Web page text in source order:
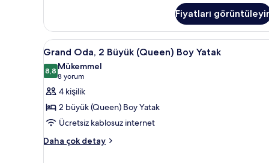
Yatak
hakkında
daha
fazla
detay
Fiyatları
Grand
Oda,
2
Büyük
(Queen)
Boy
Yatak
için
Kaliteli yatak takımı, odada
4
Grand Oda, 2 Büyük (Queen) Boy Yatak
8,88,8 / 10
Mükemmel
8 yorum
(8
yorum)
4 kişilik
2 büyük (Queen) Boy Yatak
Ücretsiz kablosuz internet
Daha çok detay
Grand